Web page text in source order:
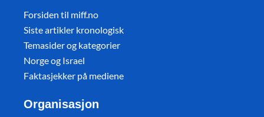
Forsiden til miff.no
Siste artikler kronologisk
Temasider og kategorier
Norge og Israel
Faktasjekker på mediene
Organisasjon